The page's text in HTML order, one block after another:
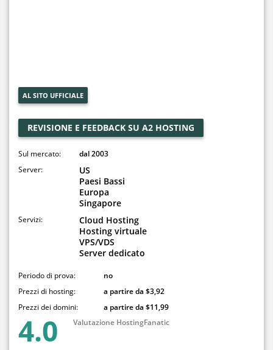
AL SITO UFFICIALE
REVISIONE E FEEDBACK SU A2 HOSTING
Sul mercato:
dal 2003
Server:
US
Paesi Bassi
Europa
Singapore
Servizi:
Cloud Hosting
Hosting virtuale
VPS/VDS
Server dedicato
Periodo di prova:
no
Prezzi di hosting:
a partire da $3,92
Prezzi dei domini:
a partire da $11,99
4.0 Valutazione HostingFanatic